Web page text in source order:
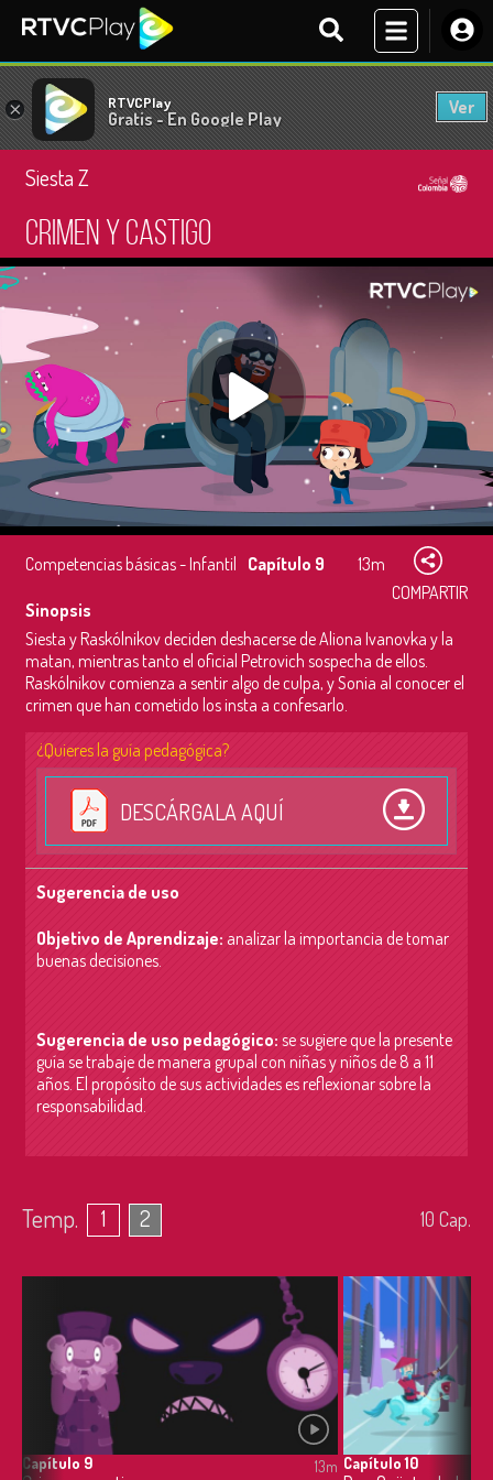
× RTVCPlay
Gratis - En Google Play
Ver
Siesta Z
Crimen y castigo
Competencias básicas - Infantil Capítulo 9
13m
COMPARTIR
Sinopsis
Siesta y Raskólnikov deciden deshacerse de Aliona Ivanovka y la
matan, mientras tanto el oficial Petrovich sospecha de ellos.
Raskólnikov comienza a sentir algo de culpa, y Sonia al conocer el
crimen que han cometido los insta a confesarlo.
¿Quieres la guía pedagógica?
DESCÁRGALA AQUÍ
Sugerencia de uso
Objetivo de Aprendizaje: analizar la importancia de tomar
buenas decisiones.
Sugerencia de uso pedagógico: se sugiere que la presente
guía se trabaje de manera grupal con niñas y niños de 8 a 11
años. El propósito de sus actividades es reflexionar sobre la
responsabilidad.
Temp. 1 2 10 Cap.
Capítulo 9 13m Capítulo 10